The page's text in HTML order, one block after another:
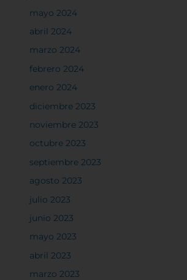
mayo 2024
abril 2024
marzo 2024
febrero 2024
enero 2024
diciembre 2023
noviembre 2023
octubre 2023
septiembre 2023
agosto 2023
julio 2023
junio 2023
mayo 2023
abril 2023
marzo 2023